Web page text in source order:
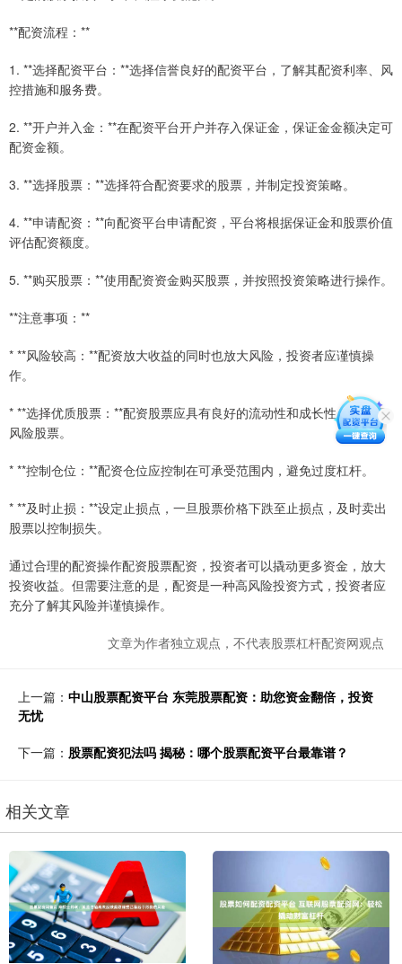
**配资流程：**
1. **选择配资平台：**选择信誉良好的配资平台，了解其配资利率、风
控措施和服务费。
2. **开户并入金：**在配资平台开户并存入保证金，保证金金额决定可
配资金额。
3. **选择股票：**选择符合配资要求的股票，并制定投资策略。
4. **申请配资：**向配资平台申请配资，平台将根据保证金和股票价值
评估配资额度。
5. **购买股票：**使用配资资金购买股票，并按照投资策略进行操作。
**注意事项：**
* **风险较高：**配资放大收益的同时也放大风险，投资者应谨慎操
作。
* **选择优质股票：**配资股票应具有良好的流动性和成长性，避免高
风险股票。
* **控制仓位：**配资仓位应控制在可承受范围内，避免过度杠杆。
* **及时止损：**设定止损点，一旦股票价格下跌至止损点，及时卖出
股票以控制损失。
通过合理的配资操作配资股票配资，投资者可以撬动更多资金，放大
投资收益。但需要注意的是，配资是一种高风险投资方式，投资者应
充分了解其风险并谨慎操作。
文章为作者独立观点，不代表股票杠杆配资网观点
上一篇： 中山股票配资平台 东莞股票配资：助您资金翻倍，投资
无忧
下一篇： 股票配资犯法吗 揭秘：哪个股票配资平台最靠谱？
相关文章